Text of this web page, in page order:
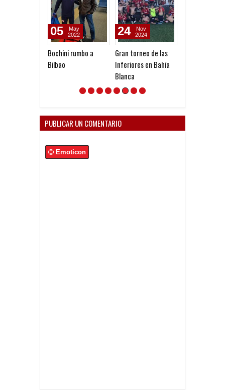
Bochini rumbo a
Bilbao
05
May
2022
Gran torneo de las
Inferiores en Bahía
Blanca
24
Nov
2024
PUBLICAR UN COMENTARIO
Emoticon